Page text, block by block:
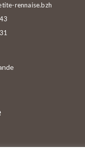
rennaise.bzh